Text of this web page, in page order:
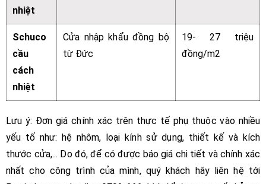
nhiệt
Schuco
cầu
cách
nhiệt
Cửa nhập khẩu đồng bộ
từ Đức
19- 27 triệu
đồng/m2
Lưu ý: Đơn giá chính xác trên thực tế phụ thuộc vào nhiều
yếu tố như: hệ nhôm, loại kính sử dụng, thiết kế và kích
thước cửa,... Do đó, để có được báo giá chi tiết và chính xác
nhất cho công trình của mình, quý khách hãy liên hệ tới